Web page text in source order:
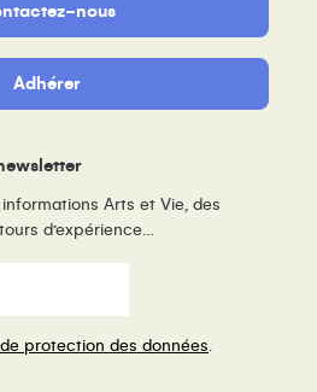
nous
Adhérer
Arts et Vie, des
d’expérience…
protection des données.